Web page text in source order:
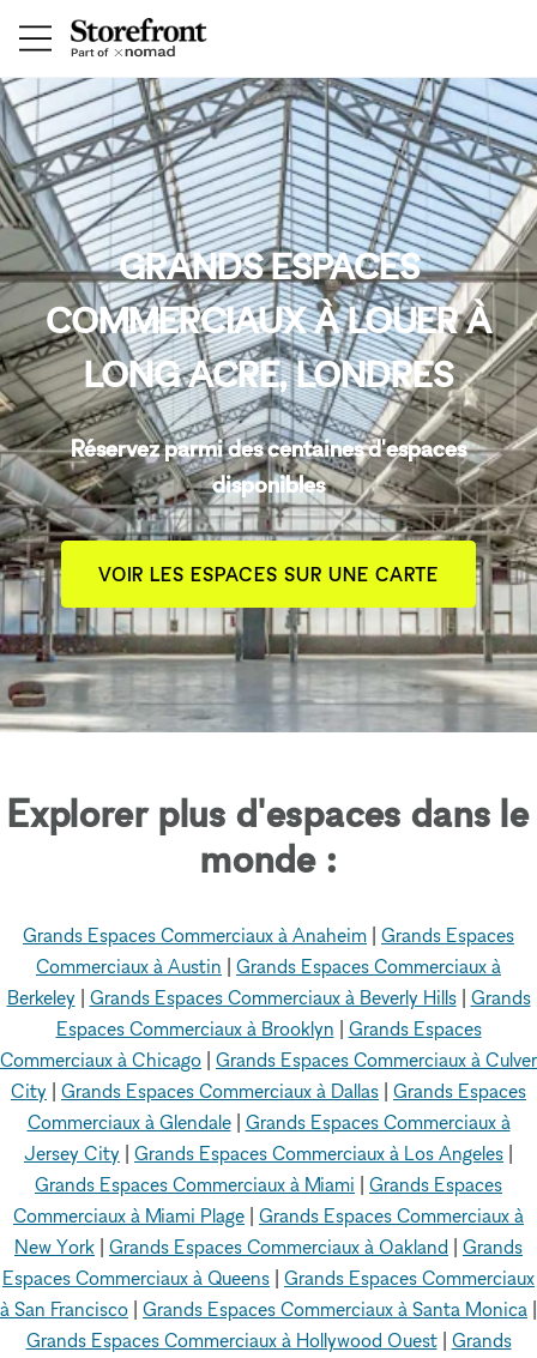
GRANDS ESPACES
COMMERCIAUX À LOUER À
LONG ACRE, LONDRES
Réservez parmi des centaines d'espaces
disponibles
VOIR LES ESPACES SUR UNE CARTE
Explorer plus d'espaces dans le
monde :
Grands Espaces Commerciaux à Anaheim Grands Espaces
Commerciaux à Austin
Grands Espaces Commerciaux à
Berkeley
Grands Espaces Commerciaux à Beverly Hills| Grands
Espaces Commerciaux à Brooklyn
Grands Espaces
Commerciaux à Chicago Grands Espaces Commerciaux à Culver
City
Grands Espaces Commerciaux à Dallas Grands Espaces
Commerciaux à Glendale| Grands Espaces Commerciaux à
Jersey City
Grands Espaces Commerciaux à Los Angeles
Grands Espaces Commerciaux à Miami
Grands Espaces
Commerciaux à Miami Plage Grands Espaces Commerciaux à
New York Grands Espaces Commerciaux à Oakland
Grands
Espaces Commerciaux à Queens Grands Espaces Commerciaux
à San Francisco Grands Espaces Commerciaux à Santa Monica
Grands Espaces Commerciaux à Hollywood Ouest| Grands